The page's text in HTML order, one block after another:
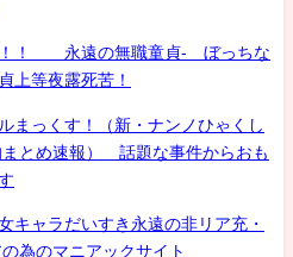
！！ 永遠の無職童貞- ぼっちな
上等夜露死苦！
まっくす！（新・ナンノひゃくし
まとめ速報） 話題な事件からおも
キャラだいすき永遠の非リア充・
為のマニアックサイト